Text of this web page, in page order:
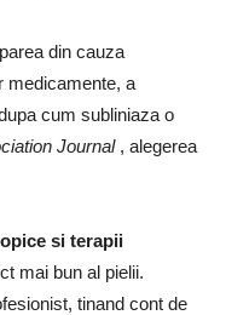
din cauza
medicamente, a
cum subliniaza o
Journal, alegerea
si terapii
mai bun al pielii.
tinand cont de